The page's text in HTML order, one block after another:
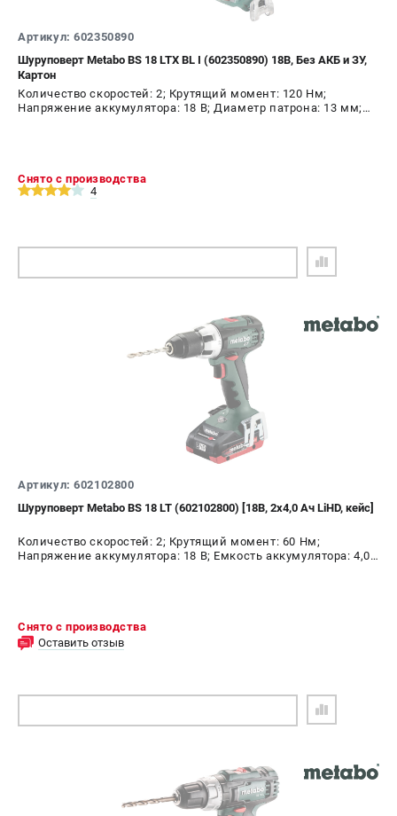
Артикул: 602350890
Шуруповерт Metabo BS 18 LTX BL I (602350890) 18В, Без АКБ и ЗУ,
Картон
Количество скоростей: 2; Крутящий момент: 120 Нм;
Напряжение аккумулятора: 18 В; Диаметр патрона: 13 мм;
Снято с производства
4
Артикул: 602102800
Шуруповерт Metabo BS 18 LT (602102800) [18В, 2x4,0 Ач LiHD, кейс]
Количество скоростей: 2; Крутящий момент: 60 Нм;
Напряжение аккумулятора: 18 В; Емкость аккумулятора: 4,0
Снято с производства
Оставить отзыв